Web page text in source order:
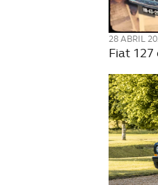
28 ABRIL
Fiat 127